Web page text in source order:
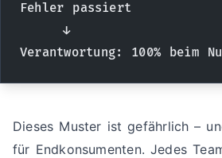
Fehler passiert
     ↓
Verantwortung: 100% beim
Dieses Muster ist gefährlich –
für Endkonsumenten. Jedes